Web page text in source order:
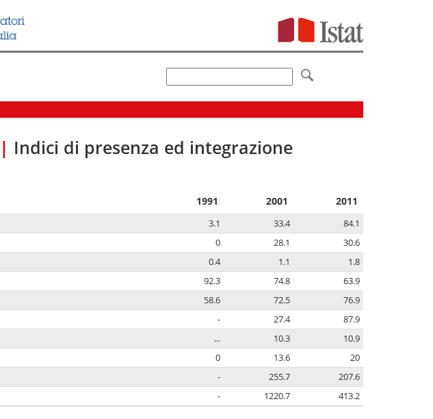
| Indici di presenza ed integrazione
1991 2001 2011
3.1 33.4
84.1
0 28.1
30.6
0.4 1.1
1.8
92.3 74.8
63.9
58.6 72.5
76.9
- 27.4
87.9
... 10.3
10.9
0 13.6
20
- 255.7
207.6
- 1220.7 413.2